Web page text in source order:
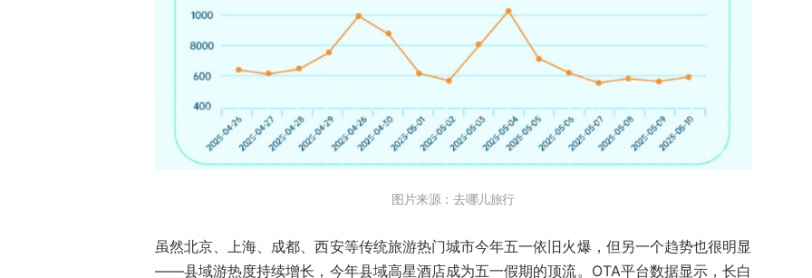
图片来源：去哪儿旅行
虽然北京、上海、成都、西安等传统旅游热门城市今年五一依旧火爆，但另一个趋势也很明显
——县域游热度持续增长，今年县域高星酒店成为五一假期的顶流。OTA平台数据显示，长白